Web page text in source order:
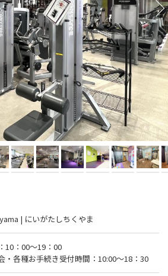
| にいがたしちくやま
10：00～19：00
・各種お手続き受付時間：10:00〜18：30